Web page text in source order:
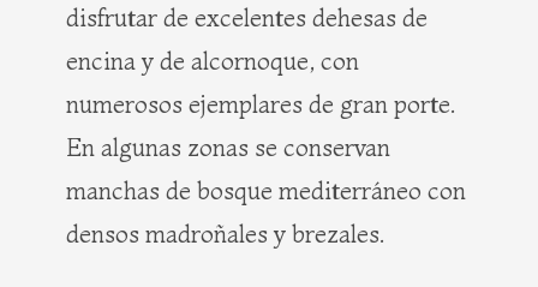
disfrutar de excelentes dehesas de
encina y de alcornoque, con
numerosos ejemplares de gran porte.
En algunas zonas se conservan
manchas de bosque mediterráneo con
densos madroñales y brezales.